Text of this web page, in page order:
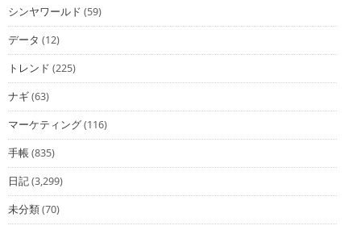
シンヤワールド (59)
データ (12)
トレンド (225)
ナギ(63)
マーケティング(116)
手帳(835)
日記(3,299)
未分類(70)